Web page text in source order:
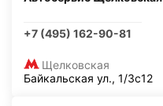
+7 (495) 162-90-81
Щелковская
Байкальская ул., 1/3с12